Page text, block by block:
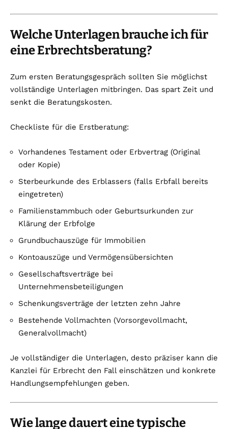
Welche Unterlagen brauche ich für
eine Erbrechtsberatung?
Zum ersten Beratungsgespräch sollten Sie möglichst
vollständige Unterlagen mitbringen. Das spart Zeit und
senkt die Beratungskosten.
Checkliste für die Erstberatung:
Vorhandenes Testament oder Erbvertrag (Original
oder Kopie)
Sterbeurkunde des Erblassers (falls Erbfall bereits
eingetreten)
Familienstammbuch oder Geburtsurkunden zur
Klärung der Erbfolge
Grundbuchauszüge für Immobilien
Kontoauszüge und Vermögensübersichten
Gesellschaftsverträge bei
Unternehmensbeteiligungen
Schenkungsverträge der letzten zehn Jahre
Bestehende Vollmachten (Vorsorgevollmacht,
Generalvollmacht)
Je vollständiger die Unterlagen, desto präziser kann die
Kanzlei für Erbrecht den Fall einschätzen und konkrete
Handlungsempfehlungen geben.
Wie lange dauert eine typische